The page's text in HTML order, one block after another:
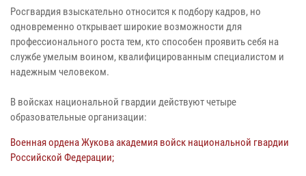
Росгвардия взыскательно относится к подбору кадров, но
одновременно открывает широкие возможности для
профессионального роста тем, кто способен проявить себя на
службе умелым воином, квалифицированным специалистом и
надежным человеком.
В войсках национальной гвардии действуют четыре
образовательные организации:
Военная ордена Жукова академия войск национальной гвардии
Российской Федерации;